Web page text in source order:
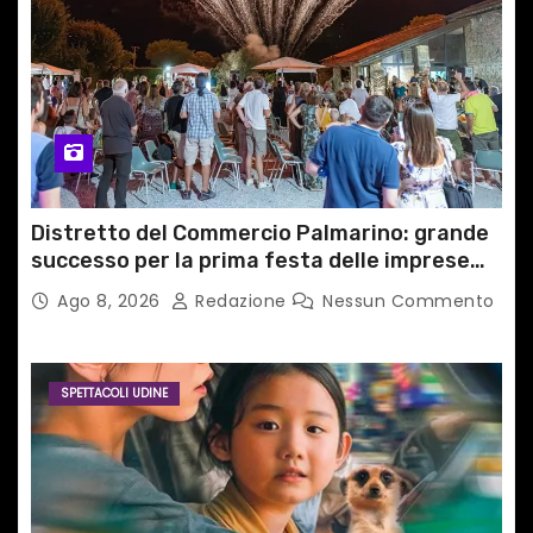
Distretto del Commercio Palmarino: grande
successo per la prima festa delle imprese
del territorio
Ago 8, 2026 Redazione Nessun Commento
SPETTACOLI UDINE